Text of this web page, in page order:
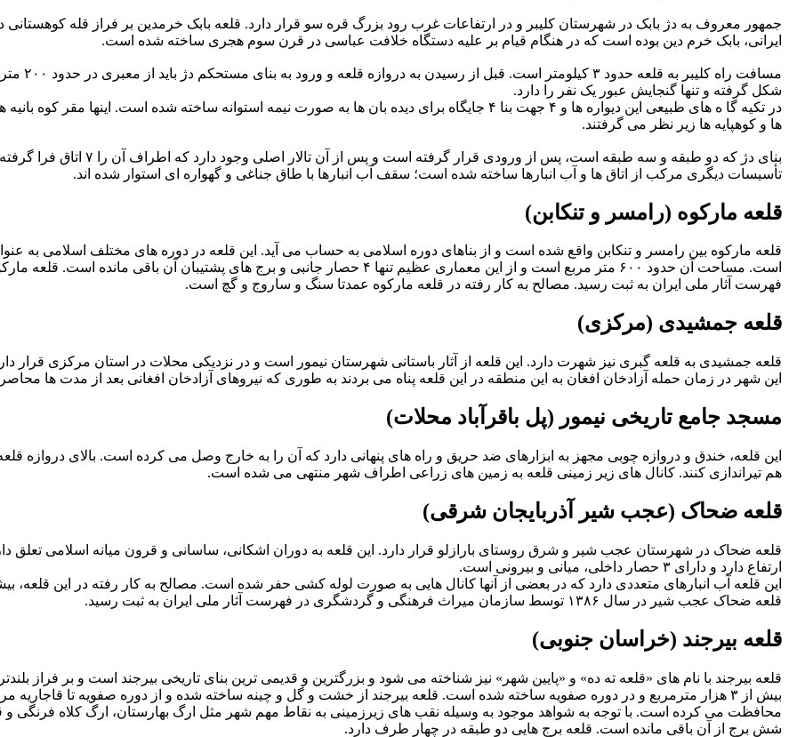
ایرانی، بابک خرم دین بوده است که در هنگام قیام بر علیه دستگاه خلافت عباسی در قرن سوم هجری ساخته شده است.
مسافت
شکل گرفته و تنها گنجایش عبور یک نفر را دارد.
در تکیه گا ه های طبیعی این دیواره ها و ۴ جهت بنا ۴ جایگاه برای دیده بان ها به صورت نیمه استوانه ساخته شده
ها و کوهپایه ها زیر نظر می گرفتند.
بنای دژ که دو طبقه و سه طبقه
تأسیسات دیگری مرکب از اتاق ها و آب انبارها ساخته شده است؛ سقف آب انبارها با طاق جناغی و گهواره ای استوار شده اند.
قلعه مارکوه (رامسر و تنکابن)
قلعه مارکوه بین رامسر و تنکابن واقع شده است و از بناهای دوره اسلامی به حساب می آید. این قلعه در دوره های مختلف اسلامی به
فهرست آثار ملی ایران به ثبت رسید. مصالح به کار رفته در قلعه مارکوه عمدتا سنگ و ساروج و گچ است.
قلعه جمشیدی (مرکزی)
قلعه جمشیدی به قلعه گبری نیز شهرت دارد. این قلعه از آثار باستانی شهرستان نیمور است و در نزدیکی محلات در استان مرکزی قرار
این شهر در زمان حمله آزادخان افغان به این منطقه در این قلعه پناه می بردند به طوری که نیروهای آزادخان افغانی بعد از مدت ها
مسجد جامع تاریخی نیمور (پل باقرآباد محلات)
هم تیراندازی کنند. کانال های زیر زمینی قلعه به زمین های زراعی اطراف شهر منتهی می شده است.
قلعه ضحاک (عجب شیر آذربایجان شرقی)
ارتفاع دارد و دارای ۳ حصار داخلی، میانی و بیرونی است.
این قلعه آب انبارهای متعددی دارد که در بعضی از آنها کانال هایی به صورت لوله کشی حفر شده است. مصالح به کار رفته در این
قلعه ضحاک عجب شیر در سال ۱۳۸۶ توسط سازمان میراث فرهنگی و گردشگری در فهرست آثار ملی ایران به ثبت رسید.
قلعه بیرجند (خراسان جنوبی)
قلعه بیرجند با نام های «قلعه ته ده» و «پایین شهر» نیز شناخته می شود و بزرگترین و قدیمی ترین بنای تاریخی بیرجند است و بر فراز
بیش از ۳ هزار مترمربع و در دوره صفویه ساخته شده است. قلعه بیرجند از خشت و گل و چینه ساخته شده و از دوره صفویه تا قاجاریه
شش برج از آن باقی مانده است. قلعه برج هایی دو طبقه در چهار طرف دارد.